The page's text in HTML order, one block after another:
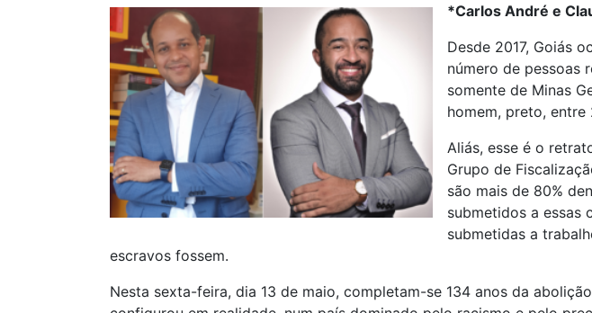
*Carlos André e
Desde 2017, Goiás
número de pessoas
somente de Minas
homem, preto,
Aliás, esse é o
Grupo de
são mais de 80%
submetidos a essas
submetidas a
escravos fossem.
Nesta sexta-feira, dia 13 de maio, completam-se 134 anos da